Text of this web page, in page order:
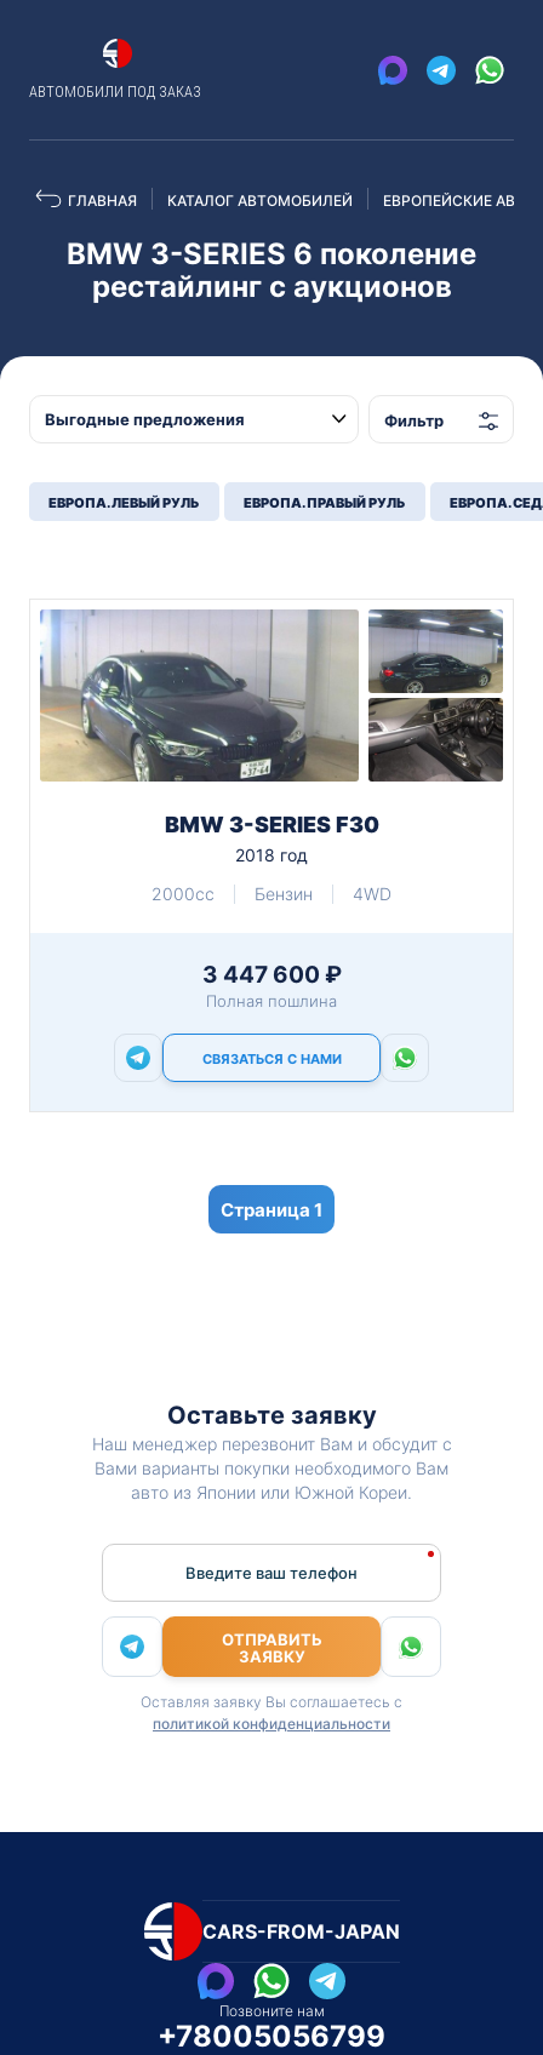
АВТОМОБИЛИ ПОД ЗАКАЗ
ГЛАВНАЯ КАТАЛОГ АВТОМОБИЛЕЙ ЕВРОПЕЙСКИЕ
BMW 3-SERIES 6 поколение
рестайлинг с аукционов
Фильтр
ЕВРОПА. ЛЕВЫЙ РУЛЬ ЕВРОПА. ПРАВЫЙ РУЛЬ ЕВРОПА.
BMW 3-SERIES F30
2018 год
2000cc
Бензин 4WD
3 447 600 ₽
Полная пошлина
СВЯЗАТЬСЯ С НАМИ
1
Оставьте заявку
Наш менеджер перезвонит Вам и обсудит с
Вами варианты покупки необходимого Вам
авто из Японии или Южной Кореи.
Введите ваш телефон
ОТПРАВИТЬ
ЗАЯВКУ
Оставляя заявку Вы соглашаетесь с
политикой конфиденциальности
CARS-FROM-JAPAN
Позвоните нам
+78005056799